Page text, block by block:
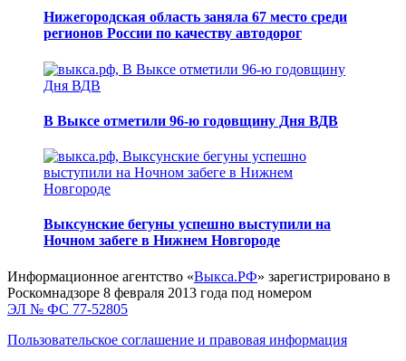
Нижегородская область заняла 67 место среди
регионов России по качеству автодорог
В Выксе отметили 96-ю годовщину Дня ВДВ
Выксунские бегуны успешно выступили на
Ночном забеге в Нижнем Новгороде
Информационное агентство «Выкса.РФ» зарегистрировано в
Роскомнадзоре 8 февраля 2013 года под номером
ЭЛ № ФС 77-52805
Пользовательское соглашение и правовая информация